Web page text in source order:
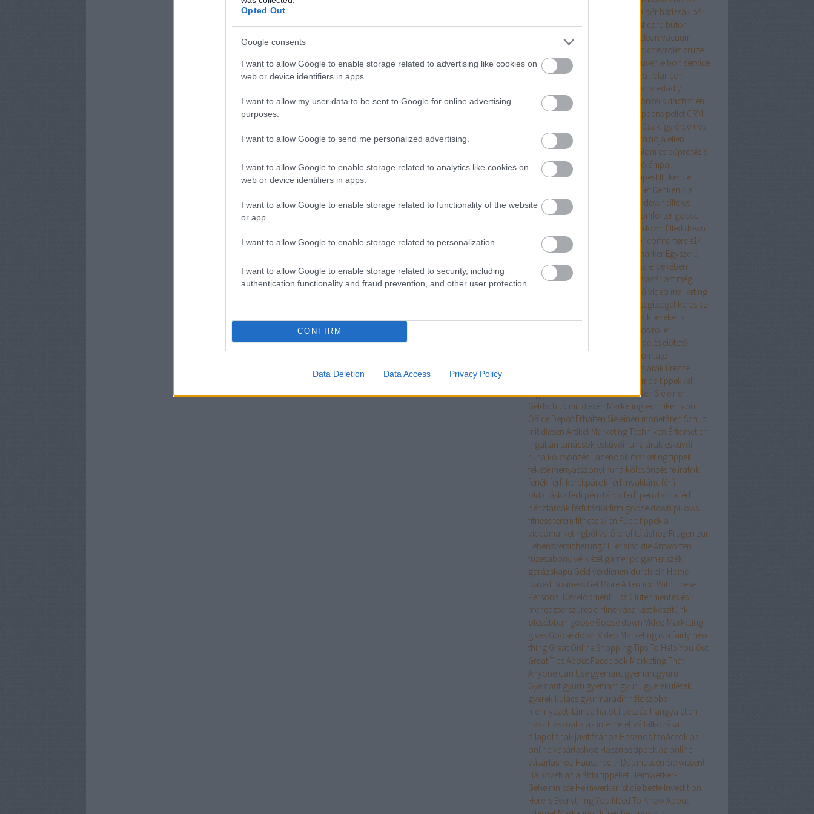
Opted Out
Google consents
I want to allow Google to enable storage related to advertising like cookies on
web or device identifiers in apps.
I want to allow my user data to be sent to Google for online advertising
purposes.
I want to allow Google to send me personalized advertising.
I want to allow Google to enable storage related to analytics like cookies on
web or device identifiers in apps.
I want to allow Google to enable storage related to functionality of the website
or app.
I want to allow Google to enable storage related to personalization.
I want to allow Google to enable storage related to security, including
authentication functionality and fraud prevention, and other user protection.
CONFIRM
Data Deletion Data Access Privacy Policy
borsod online bőr hátizsák bőr
hátizsák nőibőr táska budapest card bútor
carpet cleaning in cork
carpet clean vacuum
casio tudományos számológép chevrolet cruze
tuningcomforter
Comment trouver le bon service
de réparation automobile
Cómo lidiar con
eficacia con la crisis de la mediana edad y
desarrollarse como persona
Conseils dachat en
ligne que vous devez savoir
coppens pellet CRM
Csak így érdemes
védekezni az ágyi poloskák inváziója ellen
cserepeslemez
csípőfájdalom csípőprotézis
műtét debrecen
csiptetős olvasólámpa
csótányirtás
csótányirtás Budapest III. kerület
csótányirtás Budapest XIII. kerület Denken Sie
darandistrict 7 budapest
downpillows
down comforterqueen
down comforter goose
down filled down
pillowsDrón duck feather comforters e14
foglalate27 foglalat ecset rajzmarker Egyszerű
önsegítő tanács az élete javítása érdekében
Egyszerű tanácsaink az online vásárlást még
Egyszerű videó marketing
Egy kis segítséget keres az
Internet Marketingben? Próbálja ki ezeket a
Elektromos roller
élelmiszer rendelés előtető
emelő toló erkélyajtó
epson nyomtató
ereszcsatorna árak Érezze
magát profinak ezekkel a Netlámpa tippekkel
ergonomikus iskolatáskaErhalten Sie einen
Geldschub mit diesen Marketingtechniken von
Office Depot Erhalten Sie einen monetären Schub
mit diesen Artikel-Marketing-Techniken Értelmetlen
ingatlan tanácsok esküvői ruha árak esküvői
ruha kölcsönzés Facebook marketing tippek
fekete menyasszonyi ruha kölcsönzésfeliratok
fenék férfi kerékpárok férfi nyaklánc férfi
oldaltáska ferfi pénztárca ferfi penztarca férfi
pénztárcák férfi táska firm goose down pillows
fitness terem fitness wien Főbb tippek a
videómarketingből való profitáláshoz Fragen zur
Lebensversicherung? Hier sind die Antworten
füzesabony vérvétel gamer pc gamer szék
garázskapu Geld verdienen durch ein Home
Based Business Get More Attention With These
Personal Development Tips Gluténmentes és
menedzserszűrés online vásárlást készítünk
olcsóbban goose Goose down Video Marketing
gives Goose down Video Marketing is a fairly new
thing Great Online Shopping Tips To Help You Out
Great Tips About Facebook Marketing That
Anyone Can Use gyémánt gyemantgyuru
Gyemant gyuru gyemant gyuru gyerekülések
gyerek kulacs gyurmaradír hálószoba
mennyezeti lámpa halotti beszéd hangya ellen
hasz Használja az internetet vállalkozása
állapotának javításához Hasznos tanácsok az
online vásárláshoz Hasznos tippek az online
vásárláshoz Hausarbeit? Das müssen Sie wissen!
Ha követi az alábbi tippeket Heimwerker-
Geheimnisse Heimwerker ist die beste Investition
Here Is Everything You Need To Know About